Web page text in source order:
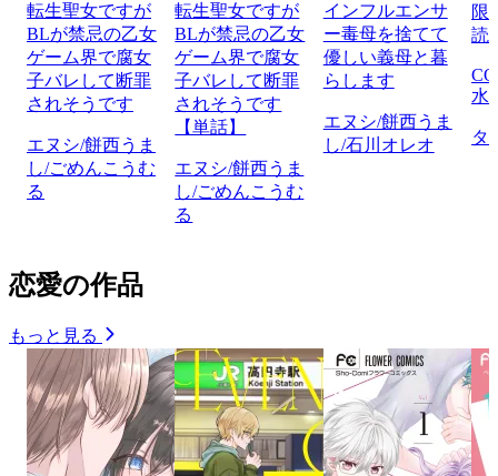
転生聖女ですが
BLが禁忌の乙女
ゲーム界で腐女
子バレして断罪
されそうです
エヌシ/餅西うま
し/ごめんこうむ
る
転生聖女ですが
BLが禁忌の乙女
ゲーム界で腐女
子バレして断罪
されそうです
【単話】
エヌシ/餅西うま
し/ごめんこうむ
る
インフルエンサ
ー毒母を捨てて
優しい義母と暮
らします
エヌシ/餅西うま
し/石川オレオ
限
読
水
タ
恋愛の作品
もっと見る